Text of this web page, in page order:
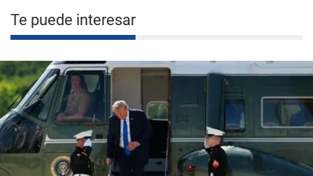
Te puede interesar